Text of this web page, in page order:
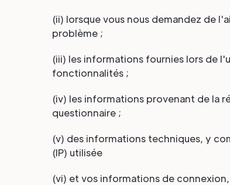
(ii) lorsque vous nous demandez de
problème ;
(iii) les informations fournies lors de
fonctionnalités ;
(iv) les informations provenant de la
questionnaire ;
(v) des informations techniques, y
(IP) utilisée
(vi) et vos informations de